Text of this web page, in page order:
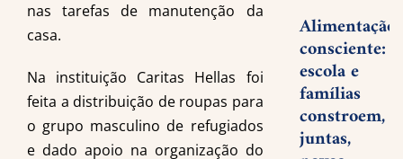
nas tarefas de manutenção da
casa.
Na instituição Caritas Hellas foi
feita a distribuição de roupas para
o grupo masculino de refugiados
e dado apoio na organização do
Alimentação
consciente:
escola e
famílias
constroem,
juntas,